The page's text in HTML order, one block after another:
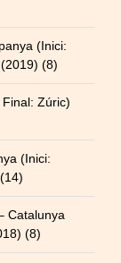
(Inici:
(8)
Zúric)
(Inici:
Catalunya
(8)